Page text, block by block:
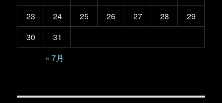
23
24 25 26 27 28
29
30
31
« 7月